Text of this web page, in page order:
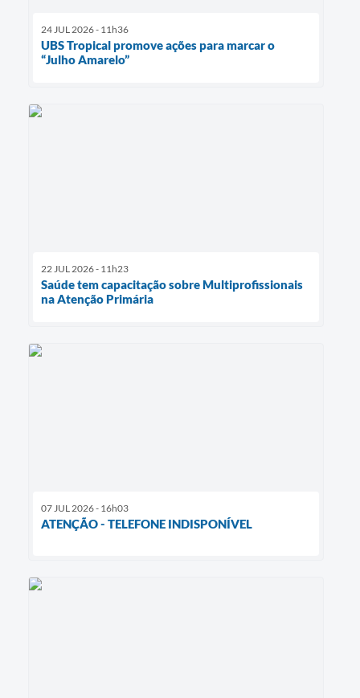
24 JUL 2026 - 11h36
UBS Tropical promove ações para marcar o
“Julho Amarelo”
22 JUL 2026 - 11h23
Saúde tem capacitação sobre Multiprofissionais
na Atenção Primária
07 JUL 2026 - 16h03
ATENÇÃO - TELEFONE INDISPONÍVEL